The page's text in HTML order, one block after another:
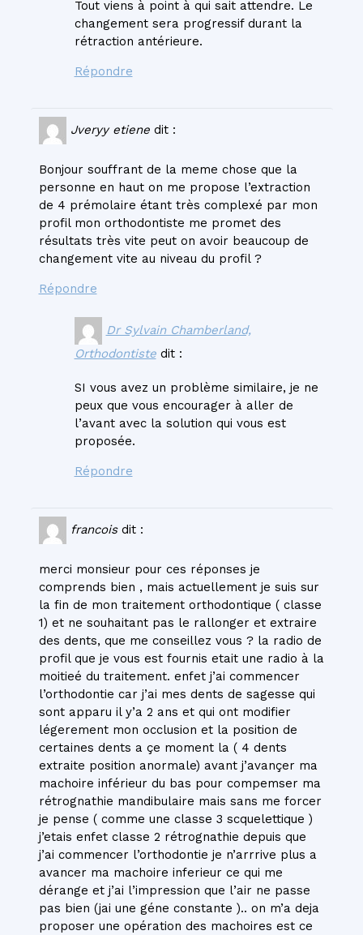
Tout viens à point à qui sait attendre. Le
changement sera progressif durant la
rétraction antérieure.
Répondre
Jveryy etiene dit :
Bonjour souffrant de la meme chose que la
personne en haut on me propose l’extraction
de 4 prémolaire étant très complexé par mon
profil mon orthodontiste me promet des
résultats très vite peut on avoir beaucoup de
changement vite au niveau du profil ?
Répondre
Dr Sylvain Chamberland,
Orthodontiste dit :
SI vous avez un problème similaire, je ne
peux que vous encourager à aller de
l’avant avec la solution qui vous est
proposée.
Répondre
francois dit :
merci monsieur pour ces réponses je
comprends bien , mais actuellement je suis sur
la fin de mon traitement orthodontique ( classe
1) et ne souhaitant pas le rallonger et extraire
des dents, que me conseillez vous ? la radio de
profil que je vous est fournis etait une radio à la
moitieé du traitement. enfet j’ai commencer
l’orthodontie car j’ai mes dents de sagesse qui
sont apparu il y’a 2 ans et qui ont modifier
légerement mon occlusion et la position de
certaines dents a çe moment la ( 4 dents
extraite position anormale) avant j’avançer ma
machoire inférieur du bas pour compemser ma
rétrognathie mandibulaire mais sans me forcer
je pense ( comme une classe 3 scquelettique )
j’etais enfet classe 2 rétrognathie depuis que
j’ai commencer l’orthodontie je n’arrrive plus a
avancer ma machoire inferieur ce qui me
dérange et j’ai l’impression que l’air ne passe
pas bien (jai une géne constante ).. on m’a deja
proposer une opération des machoires est ce